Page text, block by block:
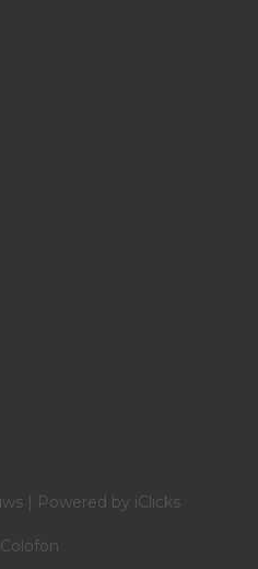
| Powered by iClicks
Colofon